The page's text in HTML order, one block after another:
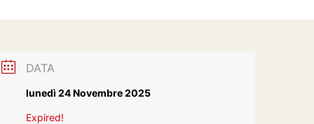
DATA
lunedì 24 Novembre 2025
Expired!